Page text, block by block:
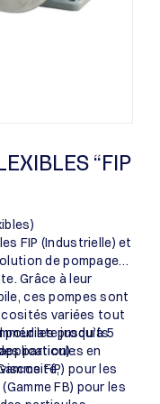
“FIP
FIP (Industrielle) et
de pompage
Grâce à leur
ces pompes sont
variées tout
pour les produits
particules en
jusqu’à 5
:
FIP) pour les
FB) pour les